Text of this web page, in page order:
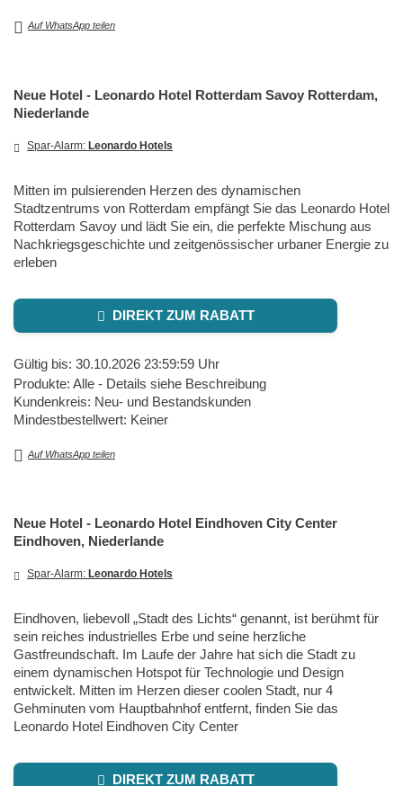
Auf WhatsApp teilen
Neue Hotel - Leonardo Hotel Rotterdam Savoy Rotterdam,
Niederlande
Spar-Alarm: Leonardo Hotels
Mitten im pulsierenden Herzen des dynamischen
Stadtzentrums von Rotterdam empfängt Sie das Leonardo Hotel
Rotterdam Savoy und lädt Sie ein, die perfekte Mischung aus
Nachkriegsgeschichte und zeitgenössischer urbaner Energie zu
erleben
DIREKT ZUM RABATT
Gültig bis: 30.10.2026 23:59:59 Uhr
Produkte: Alle - Details siehe Beschreibung
Kundenkreis: Neu- und Bestandskunden
Mindestbestellwert: Keiner
Auf WhatsApp teilen
Neue Hotel - Leonardo Hotel Eindhoven City Center
Eindhoven, Niederlande
Spar-Alarm: Leonardo Hotels
Eindhoven, liebevoll „Stadt des Lichts“ genannt, ist berühmt für
sein reiches industrielles Erbe und seine herzliche
Gastfreundschaft. Im Laufe der Jahre hat sich die Stadt zu
einem dynamischen Hotspot für Technologie und Design
entwickelt. Mitten im Herzen dieser coolen Stadt, nur 4
Gehminuten vom Hauptbahnhof entfernt, finden Sie das
Leonardo Hotel Eindhoven City Center
DIREKT ZUM RABATT